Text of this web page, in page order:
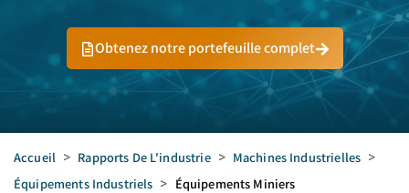
Obtenez notre portefeuille complet
Accueil > Rapports De L'industrie > Machines Industrielles >
Équipements Industriels > Équipements Miniers